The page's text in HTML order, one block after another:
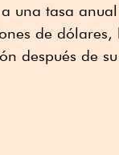
una tasa
de dólares,
después de